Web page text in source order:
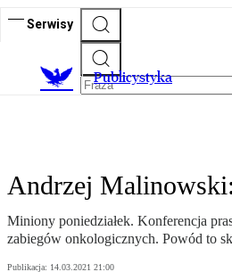
Serwisy
Publicystyka
Andrzej
Miniony poniedziałek. Konferencja
zabiegów onkologicznych. Powód to
Publikacja: 14.03.2021 21:00